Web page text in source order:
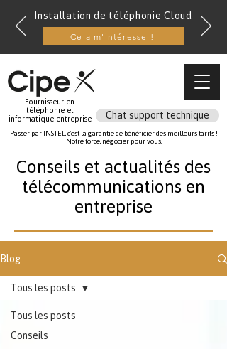
Installation de téléphonie Cloud
Cela m'intéresse !
Fournisseur en
téléphonie et
informatique entreprise
Passer par INSTEL, c'est la garantie de bénéficier des meilleurs tarifs !
Notre force, négocier pour vous.
Chat support technique
Conseils et actualités des
télécommunications en
entreprise
Blog
Tous les posts
Conseils
Tous les posts